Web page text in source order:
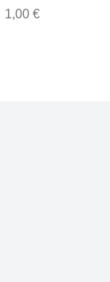
mm
1,00 €